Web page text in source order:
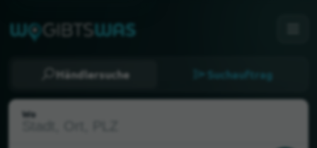
Händlersuche Suchauftrag
Wo